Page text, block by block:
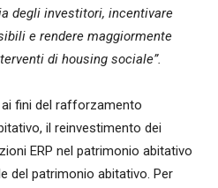
degli investitori, incentivare
e rendere maggiormente
di housing sociale”.
ai fini del rafforzamento
il reinvestimento dei
ERP nel patrimonio abitativo
del patrimonio abitativo. Per